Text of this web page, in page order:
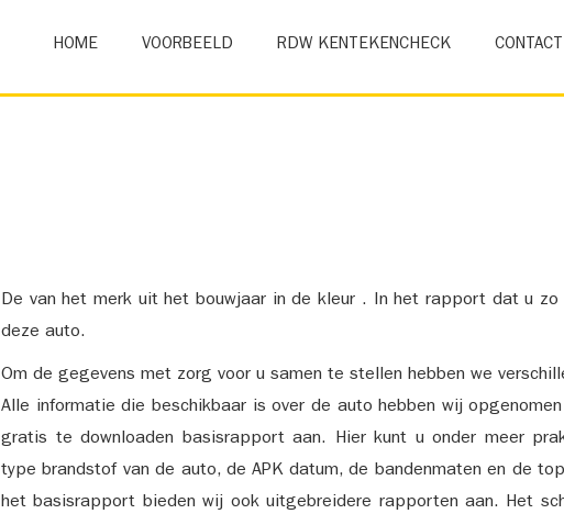
HOME VOORBEELD RDW KENTEKENCHECK CONTACT
De van het merk uit het bouwjaar in de kleur . In het rapport dat u
deze auto.
Om de gegevens met zorg voor u samen te stellen hebben we
Alle informatie die beschikbaar is over de auto hebben wij
gratis te downloaden basisrapport aan. Hier kunt u onder meer
type brandstof van de auto, de APK datum, de bandenmaten en de
het basisrapport bieden wij ook uitgebreidere rapporten aan. Het